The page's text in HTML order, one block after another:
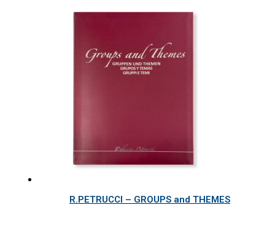
R.PETRUCCI – GROUPS and THEMES